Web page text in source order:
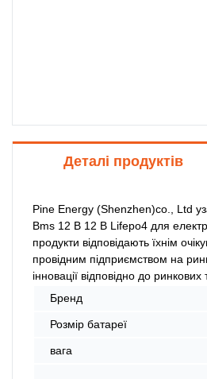
Деталі продуктів
Pine Energy (Shenzhen)co., Ltd
Bms 12 В 12 В Lifepo4 для
продукти відповідають їхнім
провідним підприємством на
інновації відповідно до ринкових
Бренд
Розмір батареї
вага